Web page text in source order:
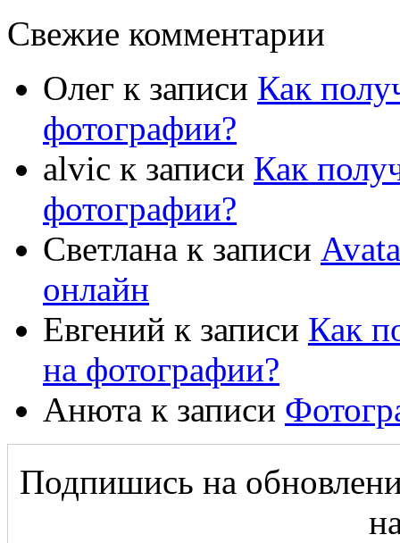
Свежие комментарии
Олег к записи Как
фотографии?
alvic к записи Как
фотографии?
Светлана к записи
онлайн
Евгений к записи Как
на фотографии?
Анюта к записи
Подпишись на